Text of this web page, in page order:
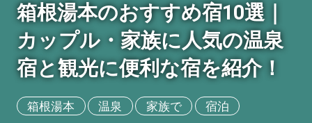
箱根湯本のおすすめ宿10選｜
カップル・家族に人気の温泉
宿と観光に便利な宿を紹介！
箱根湯本 温泉 家族で 宿泊